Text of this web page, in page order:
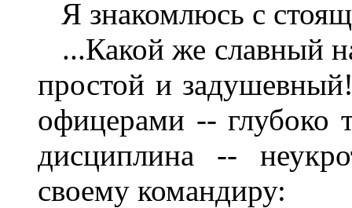
Я знакомлюсь с
...Какой же славный
простой и
офицерами -- глубоко
дисциплина --
своему командиру: